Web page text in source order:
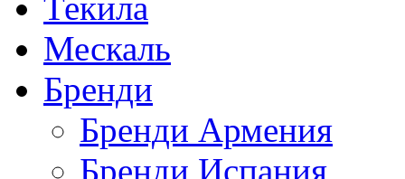
Текила
Мескаль
Бренди
Бренди Армения
Бренди Испания